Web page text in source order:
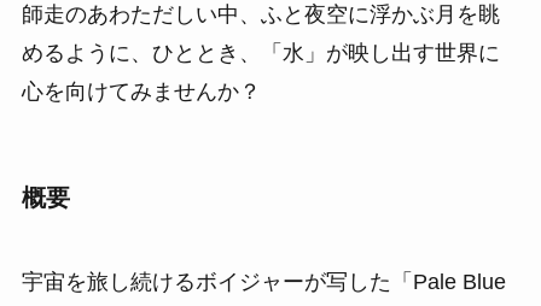
師走のあわただしい中、ふと夜空に浮かぶ月を眺
めるように、ひととき、「水」が映し出す世界に
心を向けてみませんか？
概要
宇宙を旅し続けるボイジャーが写した「Pale Blue